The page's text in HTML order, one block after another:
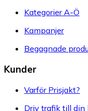
Kategorier A-Ö
Kampanjer
Begagnade
Kunder
Varför Prisjakt?
Driv trafik till din